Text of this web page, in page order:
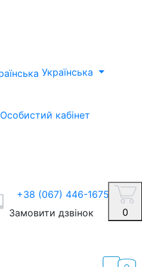
Українська
Особистий кабінет
+38 (067) 446-1675
Замовити дзвінок
0